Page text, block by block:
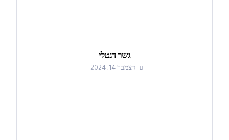
גשר דנטלי
דצמבר 14, 2024